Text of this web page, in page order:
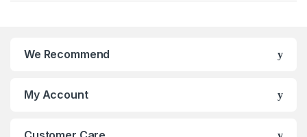
We Recommend
My Account